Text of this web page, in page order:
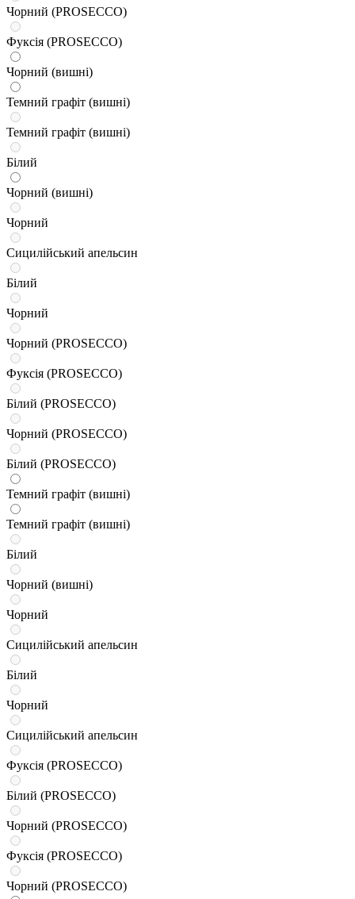
Чорний (PROSECCO)
Фуксія (PROSECCO)
Чорний (вишні)
Темний графіт (вишні)
Темний графіт (вишні)
Білий
Чорний (вишні)
Чорний
Сицилійський апельсин
Білий
Чорний
Чорний (PROSECCO)
Фуксія (PROSECCO)
Білий (PROSECCO)
Чорний (PROSECCO)
Білий (PROSECCO)
Темний графіт (вишні)
Темний графіт (вишні)
Білий
Чорний (вишні)
Чорний
Сицилійський апельсин
Білий
Чорний
Сицилійський апельсин
Фуксія (PROSECCO)
Білий (PROSECCO)
Чорний (PROSECCO)
Фуксія (PROSECCO)
Чорний (PROSECCO)